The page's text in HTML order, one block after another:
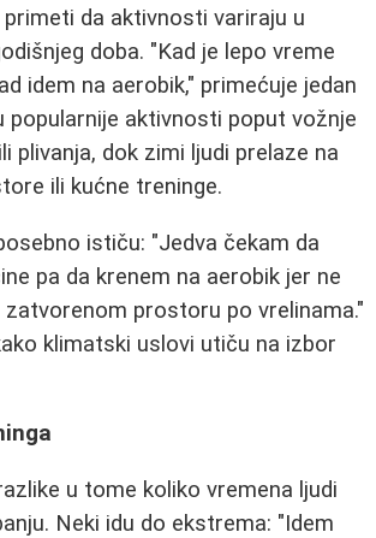
da aktivnosti variraju u
doba. "Kad je lepo vreme
idem na aerobik," primećuje jedan
popularnije aktivnosti poput vožnje
plivanja, dok zimi ljudi prelaze na
ili kućne treninge.
ističu: "Jedva čekam da
pa da krenem na aerobik jer ne
prostoru po vrelinama."
klimatski uslovi utiču na izbor
u tome koliko vremena ljudi
Neki idu do ekstrema: "Idem